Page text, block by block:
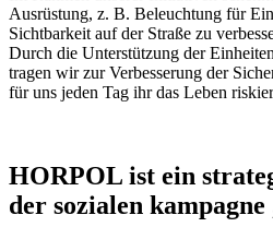
Ausrüstung, z. B. Beleuchtung für
Sichtbarkeit auf der Straße zu
Durch die Unterstützung der
tragen wir zur Verbesserung der
für uns jeden Tag ihr das Leben
HORPOL ist ein
der sozialen